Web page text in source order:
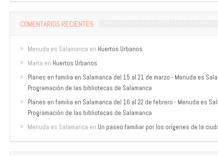
COMENTARIOS RECIENTES
Menuda es Salamanca en Huertos Urbanos
Marta en Huertos Urbanos
Planes en familia en Salamanca del 15 al 21 de marzo - Menuda es
Programación de las bibliotecas de Salamanca
Planes en familia en Salamanca del 16 al 22 de febrero - Menuda es
Programación de las bibliotecas de Salamanca
Menuda es Salamanca en Un paseo familiar por los orígenes de la